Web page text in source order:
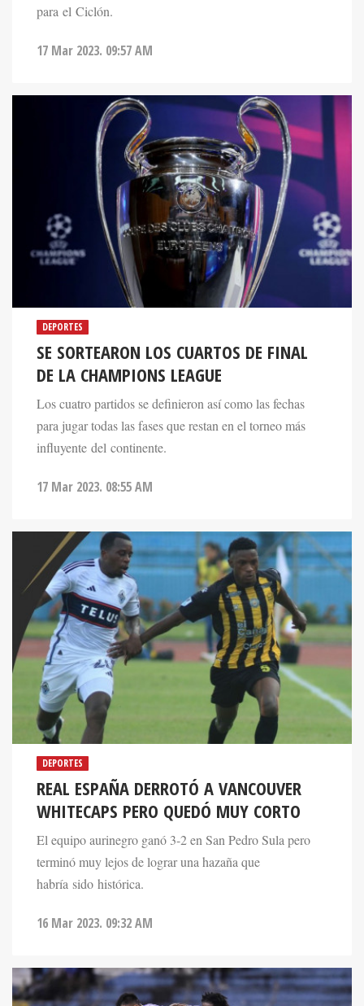
para el Ciclón.
17 Mar 2023. 09:57 AM
DEPORTES
SE SORTEARON LOS CUARTOS DE FINAL
DE LA CHAMPIONS LEAGUE
Los cuatro partidos se definieron así como las fechas
para jugar todas las fases que restan en el torneo más
influyente del continente.
17 Mar 2023. 08:55 AM
DEPORTES
REAL ESPAÑA DERROTÓ A VANCOUVER
WHITECAPS PERO QUEDÓ MUY CORTO
El equipo aurinegro ganó 3-2 en San Pedro Sula pero
terminó muy lejos de lograr una hazaña que
habría sido histórica.
16 Mar 2023. 09:32 AM